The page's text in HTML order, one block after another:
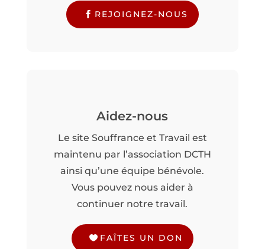
REJOIGNEZ-NOUS
Aidez-nous
Le site Souffrance et Travail est
maintenu par l’association DCTH
ainsi qu’une équipe bénévole.
Vous pouvez nous aider à
continuer notre travail.
FAÎTES UN DON